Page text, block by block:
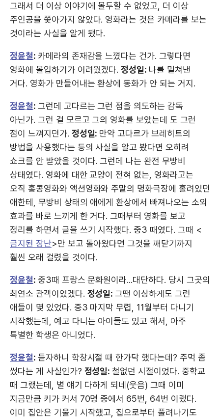
그래서 더 이상 이야기에 몰두할 수 없었고, 더 이상
주인공을 쫓아가지 않았다. 영화라는 것은 카메라를 보는
것이라는 사실을 알게 됐다.
정윤철: 카메라의 존재감을 느꼈다는 건가. 그렇다면
영화에 몰입하기가 어려웠겠다.정성일: 나를 밀쳐낸
거다. 영화가 만들어내는 환상에 동화가 안 되는 거지.
정윤철: 그런데 고다르는 그런 점을 의도하는 감독
아닌가. 그런 걸 모르고 그의 영화를 보았는데 도 그런
점이 느껴지던가. 정성일: 만약 고다르가 브레히트의
방법을 사용했다는 등의 사실을 알고 봤다면 오히려
쇼크를 안 받았을 것이다. 그런데 나는 완전 무방비
상태였다. 영화에 대한 교양이 전혀 없는, 영화라고는
오직 홍콩영화와 액션영화와 주말의 명화극장에 홀려있던
애한테, 무방비 상태의 애에게 환상에서 빠져나오는 소외
효과를 바로 느끼게 한 거다. 그때부터 영화를 보고
정리를 하면서 글을 쓰기 시작했다. 중3 때였다. 그때 <
금지된 장난>만 보고 돌아왔다면 그것을 깨닫기까지
훨씬 오래 걸렸을 것이다.
정윤철: 중3때 프랑스 문화원이라...대단하다. 당시 그곳의
최연소 관객이었겠다. 정성일:그땐 이상하게도 그런
애들이 몇 있었다. 중3 마지막 무렵, 11월부터 다니기
시작했는데, 예고 다니는 아이들도 있고 해서, 아주
특별한 학생은 아니었다.
정윤철: 듣자하니 학창시절 때 한가닥 했다는데? 주먹 좀
썼다는 게 사실인가? 정성일:철없던 시절이었다. 중학교
때 그랬는데, 별 얘기 다하게 되네(웃음) 그때 이미
지금만큼 키가 커서 70명 중에서 65번, 64번 이랬다.
이미 집안은 기울기 시작했고, 집으로부터 풀려나기도